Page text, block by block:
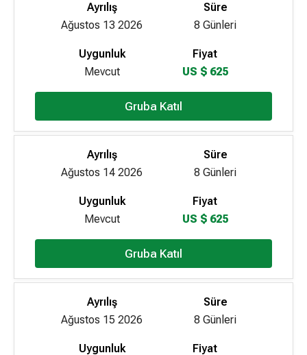
Ayrılış
Ağustos 13 2026
Süre
8 Günleri
Uygunluk
Mevcut
Fiyat
US $ 625
Gruba Katıl
Ayrılış
Ağustos 14 2026
Süre
8 Günleri
Uygunluk
Mevcut
Fiyat
US $ 625
Gruba Katıl
Ayrılış
Ağustos 15 2026
Süre
8 Günleri
Uygunluk
Fiyat